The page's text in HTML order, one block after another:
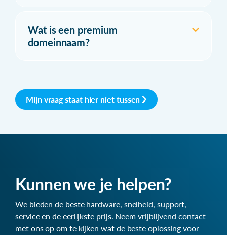
Wat is een premium
domeinnaam?
Mijn vraag staat hier niet tussen
Kunnen we je helpen?
We bieden de beste hardware, snelheid, support,
service en de eerlijkste prijs. Neem vrijblijvend contact
met ons op om te kijken wat de beste oplossing voor